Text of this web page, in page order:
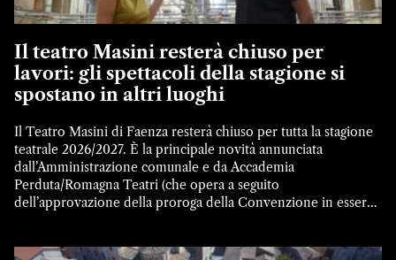
Il teatro Masini resterà chiuso per
lavori: gli spettacoli della stagione si
spostano in altri luoghi
Il Teatro Masini di Faenza resterà chiuso per tutta la stagione
teatrale 2026/2027. È la principale novità annunciata
dall’Amministrazione comunale e da Accademia
Perduta/Romagna Teatri (che opera a seguito
dell’approvazione della proroga della Convenzione in essere